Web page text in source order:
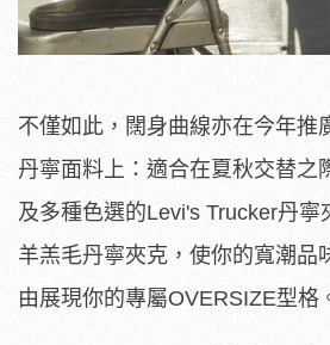
不僅如此，闊身曲線亦在今年推
丹寧面料上：適合在夏秋交替之
及多種色選的Levi's Trucker丹寧
羊羔毛丹寧夾克， 使你的寬潮品
由展現你的專屬OVERSIZE型格